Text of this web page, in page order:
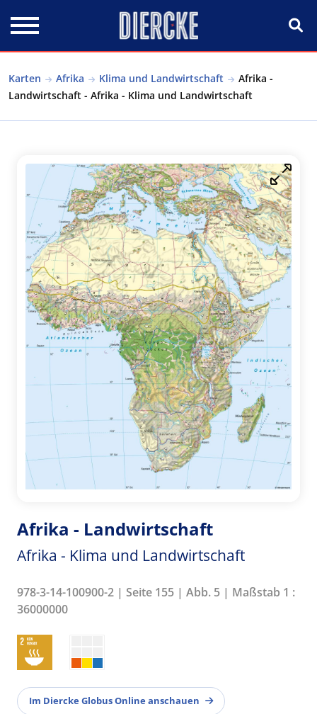
Karten Afrika Klima und Landwirtschaft
Afrika -
Landwirtschaft - Afrika - Klima und Landwirtschaft
Afrika - Landwirtschaft
Afrika - Klima und Landwirtschaft
978-3-14-100900-2 | Seite 155 | Abb. 5 | Maßstab 1 :
36000000
Im Diercke Globus Online anschauen